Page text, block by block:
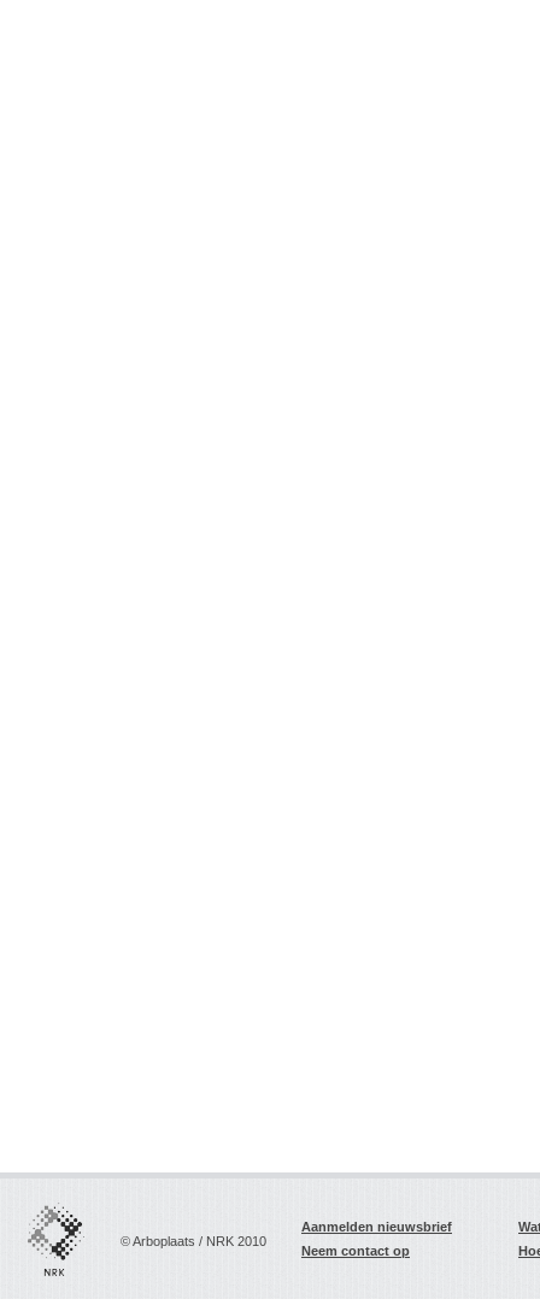
© Arboplaats / NRK 2010
Aanmelden nieuwsbrief
Neem contact op